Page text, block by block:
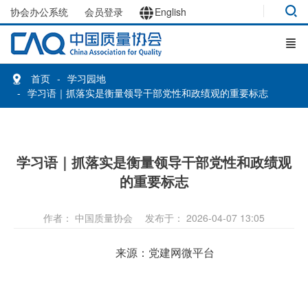
协会办公系统 会员登录 English
首页
学习园地
学习语｜抓落实是衡量领导干部党性和政绩观的重要标志
学习语｜抓落实是衡量领导干部党性和政绩观
的重要标志
作者： 中国质量协会 发布于： 2026-04-07 13:05
来源：党建网微平台